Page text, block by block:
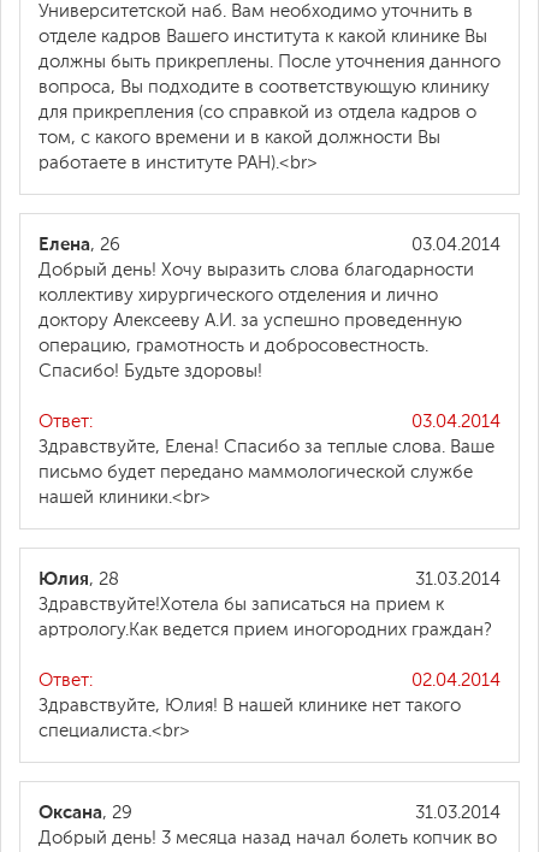
Университетской наб. Вам необходимо уточнить в
отделе кадров Вашего института к какой клинике Вы
должны быть прикреплены. После уточнения данного
вопроса, Вы подходите в соответствующую клинику
для прикрепления (со справкой из отдела кадров о
том, с какого времени и в какой должности Вы
работаете в институте РАН).<br>
03.04.2014
Елена, 26
Добрый день! Хочу выразить слова благодарности
коллективу хирургического отделения и лично
доктору Алексееву А.И. за успешно проведенную
операцию, грамотность и добросовестность.
Спасибо! Будьте здоровы!
03.04.2014
Ответ:
Здравствуйте, Елена! Спасибо за теплые слова. Ваше
письмо будет передано маммологической службе
нашей клиники.<br>
31.03.2014
Юлия, 28
Здравствуйте!Хотела бы записаться на прием к
артрологу.Как ведется прием иногородних граждан?
02.04.2014
Ответ:
Здравствуйте, Юлия! В нашей клинике нет такого
специалиста.<br>
31.03.2014
Оксана, 29
Добрый день! 3 месяца назад начал болеть копчик во